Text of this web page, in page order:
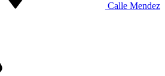
Calle Mendez